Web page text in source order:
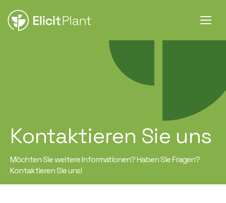
Kontaktieren Sie uns
Möchten Sie weitere Informationen? Haben Sie Fragen?
Kontaktieren Sie uns!